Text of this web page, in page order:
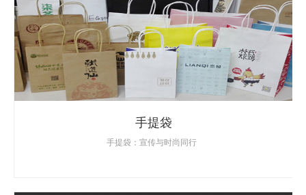
手提袋
手提袋：宣传与时尚同行